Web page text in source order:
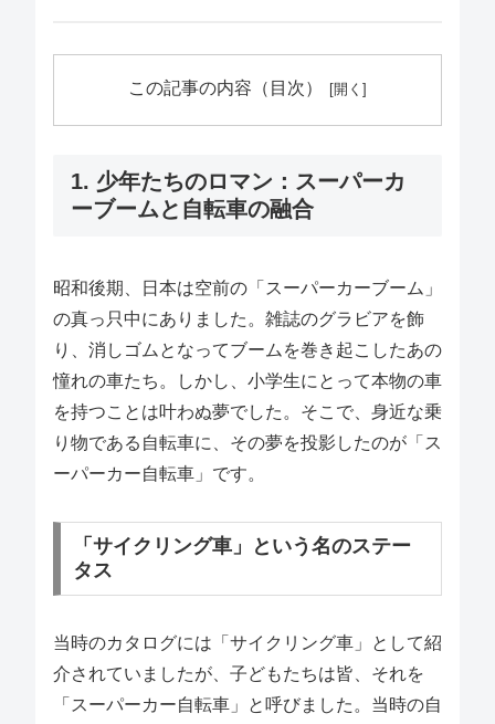
この記事の内容（目次）
1. 少年たちのロマン：スーパーカ
ーブームと自転車の融合
昭和後期、日本は空前の「スーパーカーブーム」
の真っ只中にありました。雑誌のグラビアを飾
り、消しゴムとなってブームを巻き起こしたあの
憧れの車たち。しかし、小学生にとって本物の車
を持つことは叶わぬ夢でした。そこで、身近な乗
り物である自転車に、その夢を投影したのが「ス
ーパーカー自転車」です。
「サイクリング車」という名のステー
タス
当時のカタログには「サイクリング車」として紹
介されていましたが、子どもたちは皆、それを
「スーパーカー自転車」と呼びました。当時の自